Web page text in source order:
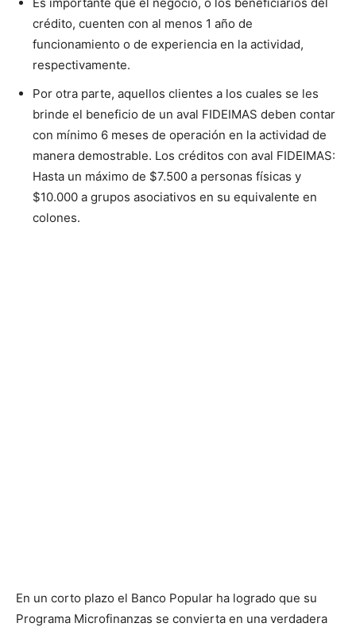
crédito, cuenten con al menos 1 año de
funcionamiento o de experiencia en la actividad,
respectivamente.
Por otra parte, aquellos clientes a los cuales se les
brinde el beneficio de un aval FIDEIMAS deben contar
con mínimo 6 meses de operación en la actividad de
manera demostrable. Los créditos con aval FIDEIMAS:
Hasta un máximo de $7.500 a personas físicas y
$10.000 a grupos asociativos en su equivalente en
colones.
En un corto plazo el Banco Popular ha logrado que su
Programa Microfinanzas se convierta en una verdadera